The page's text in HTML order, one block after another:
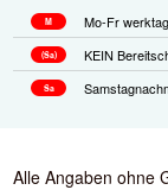
M Mo-Fr
(Sa) KEIN
Sa
Alle Angaben ohne